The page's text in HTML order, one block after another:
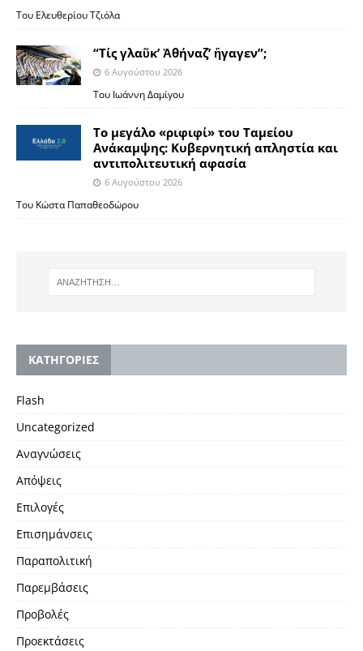
Του Ελευθερίου Τζιόλα
“Τίς γλαῦκ’ Ἀθήναζ’ ἤγαγεν”;
6 Αυγούστου 2026
Του Ιωάννη Δαμίγου
Το μεγάλο «ριφιφί» του Ταμείου
Ανάκαμψης: Κυβερνητική απληστία και
αντιπολιτευτική αφασία
6 Αυγούστου 2026
Του Κώστα Παπαθεοδώρου
KΑΤΗΓΟΡΙΕΣ
Flash
Uncategorized
Αναγνώσεις
Απόψεις
Επιλογές
Επισημάνσεις
Παραπολιτική
Παρεμβάσεις
Προβολές
Προεκτάσεις